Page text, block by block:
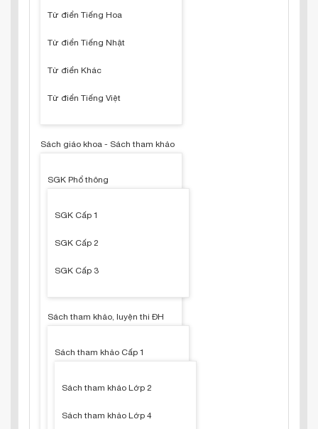
Từ điển Tiếng Hoa
Từ điển Tiếng Nhật
Từ điển Khác
Từ điển Tiếng Việt
Sách giáo khoa - Sách tham khảo
SGK Phổ thông
SGK Cấp 1
SGK Cấp 2
SGK Cấp 3
Sách tham khảo, luyện thi ĐH
Sách tham khảo Cấp 1
Sách tham khảo Lớp 2
Sách tham khảo Lớp 4